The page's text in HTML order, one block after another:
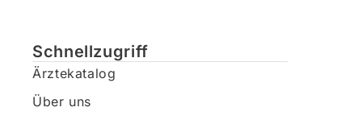
Schnellzugriff
Ärztekatalog
Über uns